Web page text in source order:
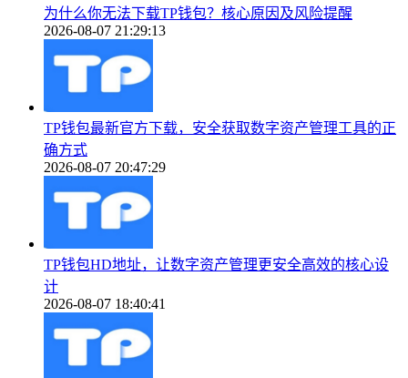
为什么你无法下载TP钱包？核心原因及风险提醒
2026-08-07 21:29:13
TP钱包最新官方下载，安全获取数字资产管理工具的正
确方式
2026-08-07 20:47:29
TP钱包HD地址，让数字资产管理更安全高效的核心设
计
2026-08-07 18:40:41